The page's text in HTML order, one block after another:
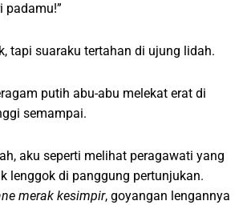
padamu!”
tapi suaraku tertahan di ujung lidah.
putih abu-abu melekat erat di
semampai.
aku seperti melihat peragawati yang
lenggok di panggung pertunjukan.
merak kesimpir, goyangan lengannya